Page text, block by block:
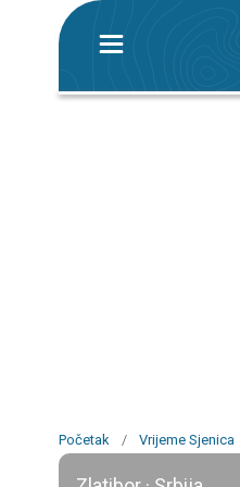
Početak / Vrijeme Sjenica